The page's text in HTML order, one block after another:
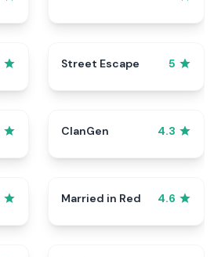
Street Escape 5
ClanGen 4.3
Married in Red 4.6